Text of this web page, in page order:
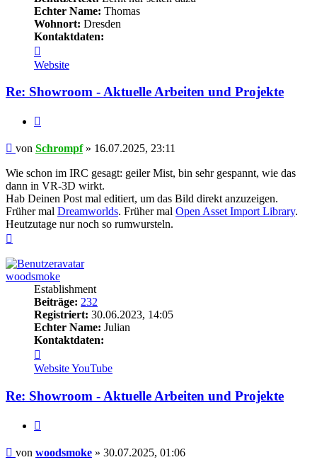
Echter Name: Thomas
Wohnort: Dresden
Kontaktdaten:
von
Schrompf
Website
Re: Showroom - Aktuelle Arbeiten und Projekte
Beitrag
von Schrompf» 16.07.2025, 23:11
Wie schon im IRC gesagt: geiler Mist, bin sehr gespannt, wie das
dann in VR-3D wirkt.
Hab Deinen Post mal editiert, um das Bild direkt anzuzeigen.
Früher mal Dreamworlds. Früher mal Open Asset Import Library.
Heutzutage nur noch so rumwursteln.
woodsmoke
Establishment
Beiträge: 232
Registriert: 30.06.2023, 14:05
Echter Name: Julian
Kontaktdaten:
von
woodsmoke
WebsiteYouTube
Re: Showroom - Aktuelle Arbeiten und Projekte
Beitrag
von woodsmoke » 30.07.2025, 01:06